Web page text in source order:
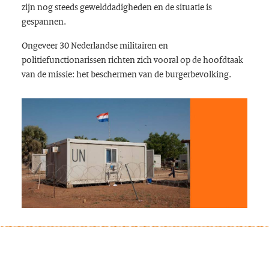
zijn nog steeds gewelddadigheden en de situatie is
gespannen.
Ongeveer 30 Nederlandse militairen en
politiefunctionarissen richten zich vooral op de hoofdtaak
van de missie: het beschermen van de burgerbevolking.